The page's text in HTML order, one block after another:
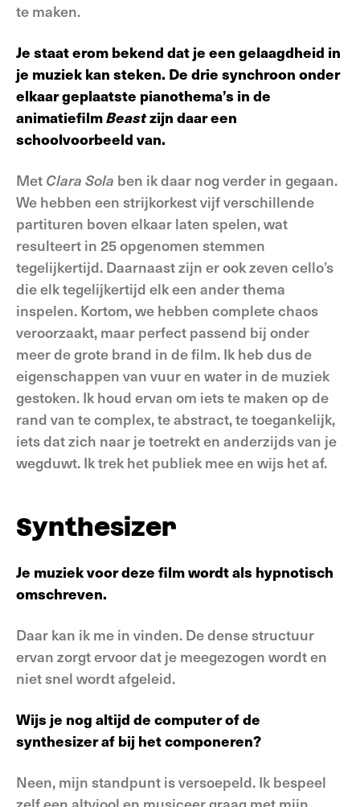
te maken.
Je staat erom bekend dat je een gelaagdheid in
je muziek kan steken. De drie synchroon onder
elkaar geplaatste pianothema’s in de
animatiefilmBeastzijn daar een
schoolvoorbeeld van.
Met Clara Sola ben ik daar nog verder in gegaan.
We hebben een strijkorkest vijf verschillende
partituren boven elkaar laten spelen, wat
resulteert in 25 opgenomen stemmen
tegelijkertijd. Daarnaast zijn er ook zeven cello’s
die elk tegelijkertijd elk een ander thema
inspelen. Kortom, we hebben complete chaos
veroorzaakt, maar perfect passend bij onder
meer de grote brand in de film. Ik heb dus de
eigenschappen van vuur en water in de muziek
gestoken. Ik houd ervan om iets te maken op de
rand van te complex, te abstract, te toegankelijk,
iets dat zich naar je toetrekt en anderzijds van je
wegduwt. Ik trek het publiek mee en wijs het af.
Synthesizer
Je muziek voor deze film wordt als hypnotisch
omschreven.
Daar kan ik me in vinden. De dense structuur
ervan zorgt ervoor dat je meegezogen wordt en
niet snel wordt afgeleid.
Wijs je nog altijd de computer of de
synthesizer af bij het componeren?
Neen, mijn standpunt is versoepeld. Ik bespeel